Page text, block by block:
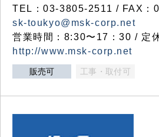
TEL：03-3805-2511 / FAX：
sk-toukyo@msk-corp.net
営業時間：8:30〜17：30 / 定
http://www.msk-corp.net
販売可 工事・取付可